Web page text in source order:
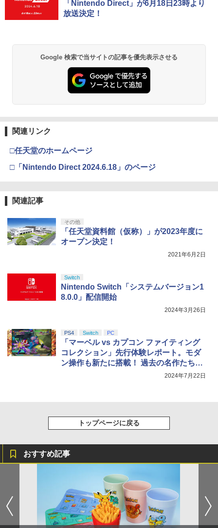
「Nintendo Direct」が6月18日23時より
放送決定！
Google 検索で当サイトの記事を優先表示させる
関連リンク
□任天堂のホームページ
□「Nintendo Direct 2024.6.18」のページ
関連記事
その他
「任天堂資料館（仮称）」が2023年度に
オープン決定！
2021年6月2日
Switch
Nintendo Switch「システムバージョン1
8.0.0」配信開始
2024年3月26日
PS4 Switch PC
「マーベル vs カプコン ファイティング
コレクション」先行体験レポート。モダ
ン操作も新たに搭載！ 過去の名作たちを
2024年7月22日
トップページに戻る
おすすめ記事